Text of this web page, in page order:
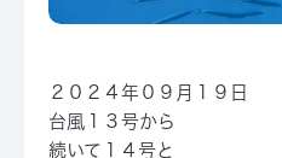
２０２４年０９月１９日
台風１３号から
続いて１４号と